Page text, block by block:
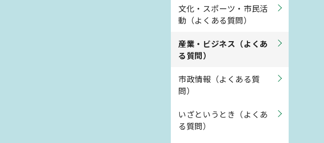
文化・スポーツ・市民活
動（よくある質問）
産業・ビジネス（よくあ
る質問）
市政情報（よくある質
問）
いざというとき（よくあ
る質問）